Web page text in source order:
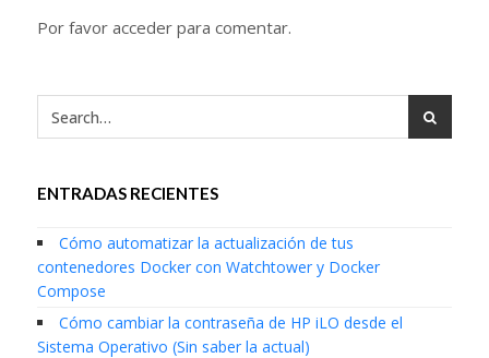
Por favor acceder para comentar.
ENTRADAS RECIENTES
Cómo automatizar la actualización de tus
contenedores Docker con Watchtower y Docker
Compose
Cómo cambiar la contraseña de HP iLO desde el
Sistema Operativo (Sin saber la actual)